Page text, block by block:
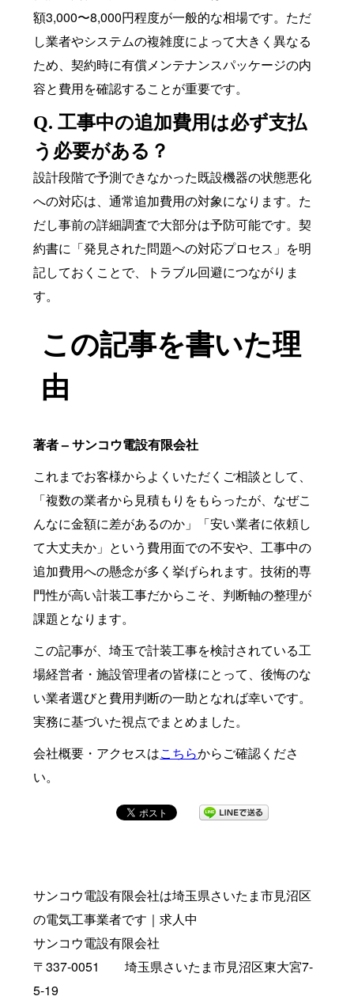
額3,000〜8,000円程度が一般的な相場です。ただ
し業者やシステムの複雑度によって大きく異なる
ため、契約時に有償メンテナンスパッケージの内
容と費用を確認することが重要です。
Q. 工事中の追加費用は必ず支払
う必要がある？
設計段階で予測できなかった既設機器の状態悪化
への対応は、通常追加費用の対象になります。た
だし事前の詳細調査で大部分は予防可能です。契
約書に「発見された問題への対応プロセス」を明
記しておくことで、トラブル回避につながりま
す。
この記事を書いた理
由
著者 – サンコウ電設有限会社
これまでお客様からよくいただくご相談として、
「複数の業者から見積もりをもらったが、なぜこ
んなに金額に差があるのか」「安い業者に依頼し
て大丈夫か」という費用面での不安や、工事中の
追加費用への懸念が多く挙げられます。技術的専
門性が高い計装工事だからこそ、判断軸の整理が
課題となります。
この記事が、埼玉で計装工事を検討されている工
場経営者・施設管理者の皆様にとって、後悔のな
い業者選びと費用判断の一助となれば幸いです。
実務に基づいた視点でまとめました。
会社概要・アクセスはこちらからご確認くださ
い。
サンコウ電設有限会社は埼玉県さいたま市見沼区
の電気工事業者です｜求人中
サンコウ電設有限会社
〒337-0051 埼玉県さいたま市見沼区東大宮7-
5-19